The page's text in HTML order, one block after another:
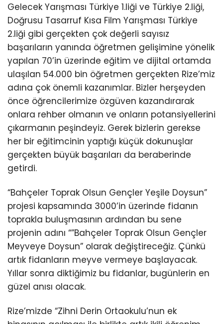
Gelecek Yarışması Türkiye 1.liği ve Türkiye 2.liği,
Doğrusu Tasarruf Kısa Film Yarışması Türkiye
2.liği gibi gerçekten çok değerli sayısız
başarıların yanında öğretmen gelişimine yönelik
yapılan 70’in üzerinde eğitim ve dijital ortamda
ulaşılan 54.000 bin öğretmen gerçekten Rize’miz
adına çok önemli kazanımlar. Bizler herşeyden
önce öğrencilerimize özgüven kazandırarak
onlara rehber olmanın ve onların potansiyellerini
çıkarmanın peşindeyiz. Gerek bizlerin gerekse
her bir eğitimcinin yaptığı küçük dokunuşlar
gerçekten büyük başarıları da beraberinde
getirdi.
“Bahçeler Toprak Olsun Gençler Yeşile Doysun”
projesi kapsamında 3000’in üzerinde fidanın
toprakla buluşmasının ardından bu sene
projenin adını “”Bahçeler Toprak Olsun Gençler
Meyveye Doysun” olarak değiştireceğiz. Çünkü
artık fidanların meyve vermeye başlayacak.
Yıllar sonra diktiğimiz bu fidanlar, bugünlerin en
güzel anısı olacak.
Rize’mizde “Zihni Derin Ortaokulu’nun ek